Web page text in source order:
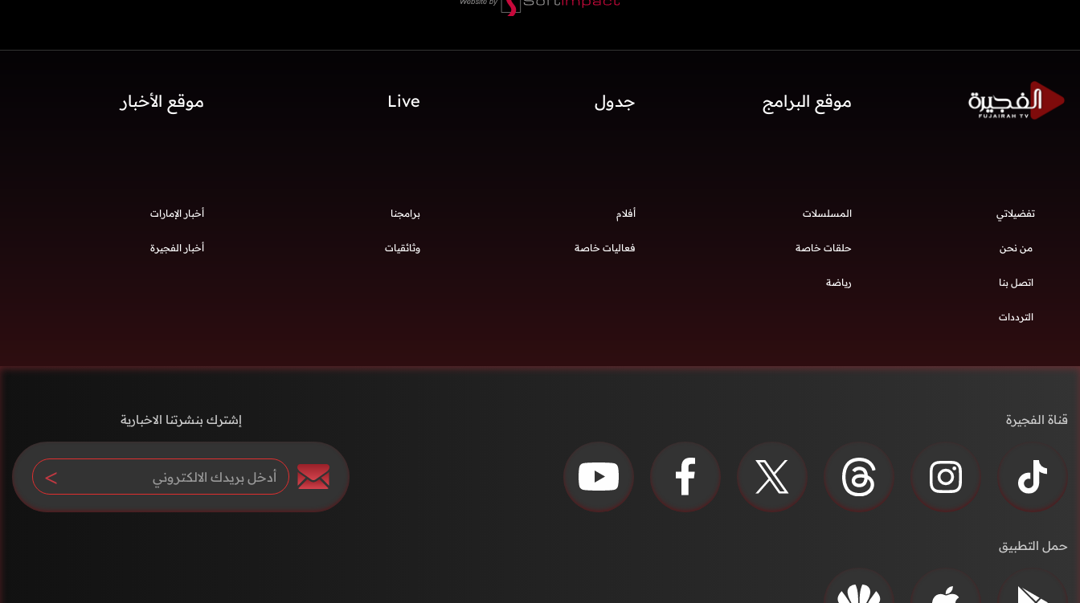
موقع البرامج جدول Live موقع الأخبار
تفضيلاتي
من نحن
اتصل بنا
الترددات
المسلسلات أفلام برامجنا
حلقات خاصة فعاليات خاصة وثائقيات
رياضة
أخبار الإمارات
أخبار الفجيرة
قناة الفجيرة
حمل التطبيق
إشترك بنشرتنا الاخبارية